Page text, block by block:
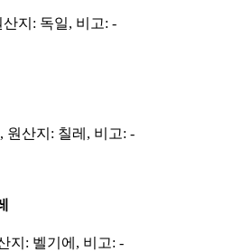
지: 독일, 비고: -
원산지: 칠레, 비고: -
지: 벨기에, 비고: -